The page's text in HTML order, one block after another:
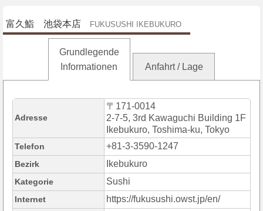
富久鮨 池袋本店 FUKUSUSHI IKEBUKURO
Grundlegende
Informationen
Anfahrt / Lage
Adresse
〒171-0014
2-7-5, 3rd Kawaguchi Building 1F
Ikebukuro, Toshima-ku, Tokyo
Telefon +81-3-3590-1247
Bezirk Ikebukuro
Kategorie Sushi
Internet https://fukusushi.owst.jp/en/